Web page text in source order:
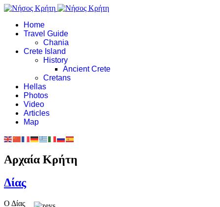
Home
Travel Guide
Chania
Crete Island
History
Ancient Crete
Cretans
Hellas
Photos
Video
Articles
Map
Αρχαία Κρήτη
Δίας
Ο Δίας